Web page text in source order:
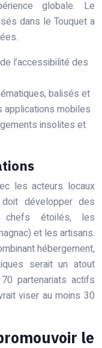
globale. Le
dans le Touquet a
l’accessibilité des
balisés et
applications mobiles
insolites et
les acteurs locaux
développer des
chefs étoilés, les
et les artisans.
hébergement,
serait un atout
partenariats actifs
viser au moins 30
le